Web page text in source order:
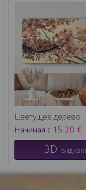
Цветущее дерево
Начиная с 15.20 €
3D вид